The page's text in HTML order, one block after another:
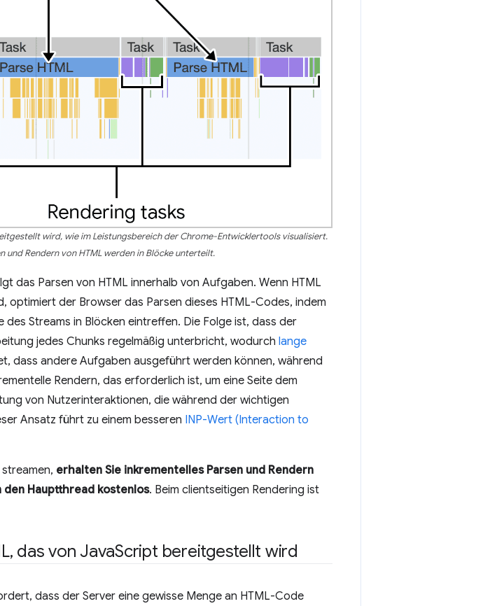
wird, wie im Leistungsbereich der Chrome-Entwicklertools visualisiert.
und Rendern von HTML werden in Blöcke unterteilt.
das Parsen von HTML innerhalb von Aufgaben. Wenn HTML
optimiert der Browser das Parsen dieses HTML-Codes, indem
des Streams in Blöcken eintreffen. Die Folge ist, dass der
jedes Chunks regelmäßig unterbricht, wodurch lange
dass andere Aufgaben ausgeführt werden können, während
Rendern, das erforderlich ist, um eine Seite dem
von Nutzerinteraktionen, die während der wichtigen
Ansatz führt zu einem besseren INP-Wert (Interaction to
erhalten Sie inkrementelles Parsen und Rendern
den Hauptthread kostenlos. Beim clientseitigen Rendering ist
, das von JavaScript bereitgestellt wird
dass der Server eine gewisse Menge an HTML-Code